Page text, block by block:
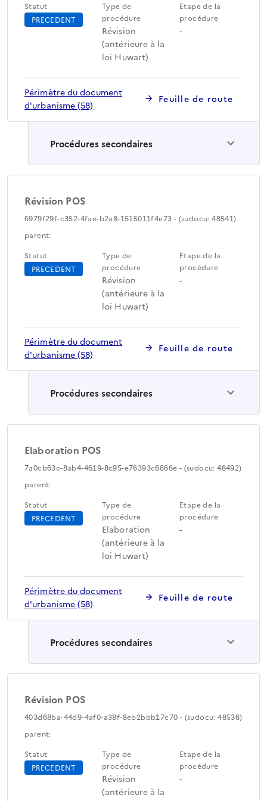
Statut
PRECEDENT
Type de
procédure
Révision
(antérieure à la
loi Huwart)
Etape de la
procédure
-
Périmètre du document
d'urbanisme (58)
Feuille de route
Procédures secondaires
Révision POS
6979f29f-c352-4fae-b2a8-1515011f4e73 - (sudocu: 48541)
parent:
Statut
PRECEDENT
Type de
procédure
Révision
(antérieure à la
loi Huwart)
Etape de la
procédure
-
Périmètre du document
d'urbanisme (58)
Feuille de route
Procédures secondaires
Elaboration POS
7a0cb63c-8ab4-4619-8c95-e76393c6866e - (sudocu: 48492)
parent:
Statut
PRECEDENT
Type de
procédure
Elaboration
(antérieure à la
loi Huwart)
Etape de la
procédure
-
Périmètre du document
d'urbanisme (58)
Feuille de route
Procédures secondaires
Révision POS
403d68ba-44d9-4af0-a38f-8eb2bbb17c70 - (sudocu: 48536)
parent:
Statut
PRECEDENT
Type de
procédure
Révision
(antérieure à la
Etape de la
procédure
-